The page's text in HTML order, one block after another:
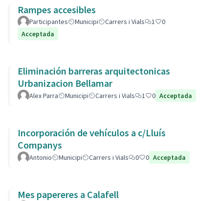
Rampes accesibles
Participantes Municipi Carrers i Vials 1
0
Acceptada
Eliminación barreras arquitectonicas
Urbanizacion Bellamar
Alex Parra Municipi Carrers i Vials 1 0 Acceptada
Incorporación de vehículos a c/Lluís
Companys
Antonio Municipi Carrers i Vials 0 0 Acceptada
Mes papereres a Calafell